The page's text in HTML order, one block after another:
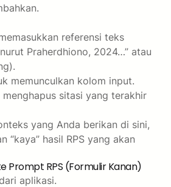
referensi teks
Praherdhiono, 2024…” atau
memunculkan kolom input.
menghapus sitasi yang terakhir
yang Anda berikan di sini,
“kaya” hasil RPS yang akan
Prompt RPS (Formulir Kanan)
aplikasi.